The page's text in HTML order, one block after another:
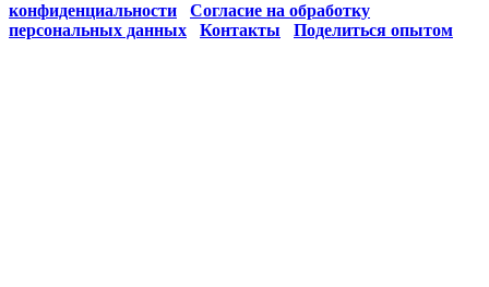
конфиденциальности
Согласие на обработку
персональных данных
Контакты Поделиться опытом